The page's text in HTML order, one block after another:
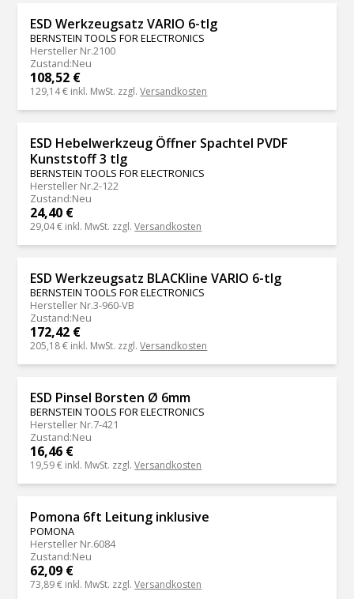
ESD Werkzeugsatz VARIO 6-tlg
BERNSTEIN TOOLS FOR ELECTRONICS
Hersteller Nr.2100
Zustand:Neu
108,52 €
129,14 € inkl. MwSt. zzgl.Versandkosten
ESD Hebelwerkzeug Öffner Spachtel PVDF
Kunststoff 3 tlg
BERNSTEIN TOOLS FOR ELECTRONICS
Hersteller Nr.2-122
Zustand:Neu
24,40 €
29,04 € inkl. MwSt. zzgl.Versandkosten
ESD Werkzeugsatz BLACKline VARIO 6-tlg
BERNSTEIN TOOLS FOR ELECTRONICS
Hersteller Nr.3-960-VB
Zustand:Neu
172,42 €
205,18 € inkl. MwSt. zzgl.Versandkosten
ESD Pinsel Borsten Ø 6mm
BERNSTEIN TOOLS FOR ELECTRONICS
Hersteller Nr.7-421
Zustand:Neu
16,46 €
19,59 € inkl. MwSt. zzgl.Versandkosten
Pomona 6ft Leitung inklusive
POMONA
Hersteller Nr.6084
Zustand:Neu
62,09 €
73,89 € inkl. MwSt. zzgl.Versandkosten